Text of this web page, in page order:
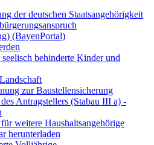
der deutschen Staatsangehörigkeit
(BayenPortal)
behinderte Kinder und
zur Baustellensicherung
Antragstellers (Stabau III a) -
weitere Haushaltsangehörige
herunterladen